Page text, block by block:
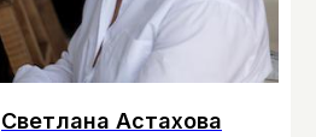
Светлана Астахова